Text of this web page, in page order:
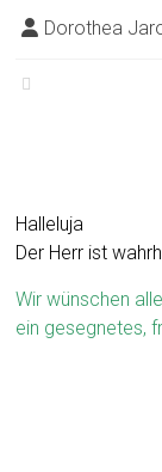
Dorothea
Halleluja
Der Herr ist
Wir wünschen
ein gesegnetes,